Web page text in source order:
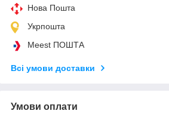
Нова Пошта
Укрпошта
Meest ПОШТА
Всі умови доставки
Умови оплати